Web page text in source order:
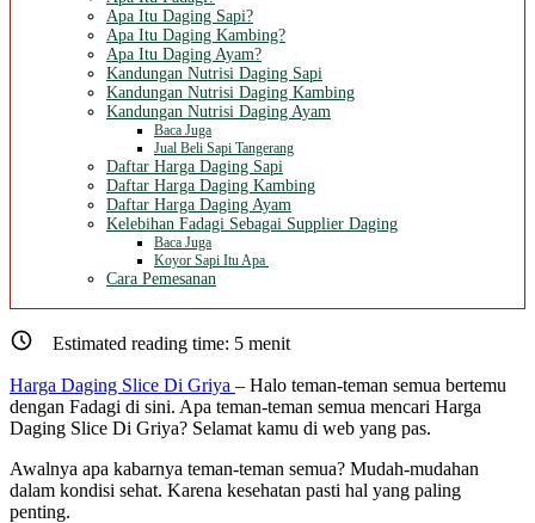
Apa Itu Daging Sapi?
Apa Itu Daging Kambing?
Apa Itu Daging Ayam?
Kandungan Nutrisi Daging Sapi
Kandungan Nutrisi Daging Kambing
Kandungan Nutrisi Daging Ayam
Baca Juga
Jual Beli Sapi Tangerang
Daftar Harga Daging Sapi
Daftar Harga Daging Kambing
Daftar Harga Daging Ayam
Kelebihan Fadagi Sebagai Supplier Daging
Baca Juga
Koyor Sapi Itu Apa
Cara Pemesanan
Estimated reading time: 5 menit
Harga Daging Slice Di Griya – Halo teman-teman semua bertemu
dengan Fadagi di sini. Apa teman-teman semua mencari Harga
Daging Slice Di Griya? Selamat kamu di web yang pas.
Awalnya apa kabarnya teman-teman semua? Mudah-mudahan
dalam kondisi sehat. Karena kesehatan pasti hal yang paling
penting.